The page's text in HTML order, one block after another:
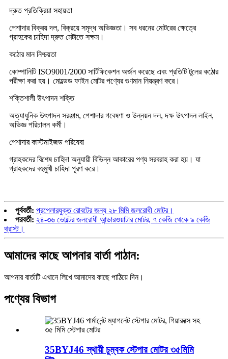
দ্রুত প্রতিক্রিয়া সহায়তা
পেশাদার বিক্রয় দল, বিক্রয়ে সমৃদ্ধ অভিজ্ঞতা। সব ধরনের মোটরের ক্ষেত্রে
গ্রাহকের চাহিদা দ্রুত মেটাতে সক্ষম।
কঠোর মান নিশ্চয়তা
কোম্পানিটি ISO9001/2000 সার্টিফিকেশন অর্জন করেছে এবং প্রতিটি টুলের কঠোর
পরীক্ষা করা হয়। মোল্ডেড ফাইন মোটর পণ্যের গুণমান নিয়ন্ত্রণ করে।
শক্তিশালী উৎপাদন শক্তি
অত্যাধুনিক উৎপাদন সরঞ্জাম, পেশাদার গবেষণা ও উন্নয়ন দল, দক্ষ উৎপাদন লাইন,
অভিজ্ঞ পরিচালন কর্মী।
পেশাদার কাস্টমাইজড পরিষেবা
গ্রাহকদের বিশেষ চাহিদা অনুযায়ী বিভিন্ন আকারের পণ্য সরবরাহ করা হয়। যা
গ্রাহকদের বহুমুখী চাহিদা পূরণ করে।
পূর্ববর্তী: প্রপেলারযুক্ত রোবটের জন্য ২৮ মিমি জলরোধী মোটর।
পরবর্তী: ২৪-৩৬ ভোল্টের জলরোধী আন্ডারওয়াটার মোটর, ৭ কেজি থেকে ৯ কেজি
থ্রাস্ট।
আমাদের কাছে আপনার বার্তা পাঠান:
আপনার বার্তাটি এখানে লিখে আমাদের কাছে পাঠিয়ে দিন।
পণ্যের বিভাগ
35BYJ46 স্থায়ী চুম্বক স্টেপার মোটর ৩৫মিমি